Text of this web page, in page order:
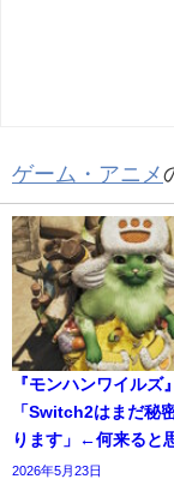
ゲーム・アニメ
『モンハンワイルズ
「Switch2はまだ秘
ります」←何来ると
2026年5月23日